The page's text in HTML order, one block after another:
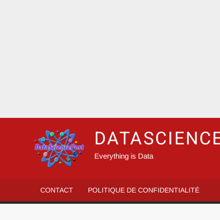
Everything is Data
CONTACT POLITIQUE DE CONFIDENTIALITÉ